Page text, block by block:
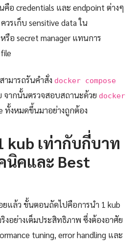
อ credentials และ endpoint ต่างๆ
รเก็บ sensitive data ใน
รือ secret manager แทนการ
ามารถรันคำสั่ง docker compose
จากนั้นตรวจสอบสถานะด้วย docker
ทั้งหมดขึ้นมาอย่างถูกต้อง
kub เท่ากับกี่บาท
นิคและ Best
ยแล้ว ขั้นตอนถัดไปคือการนำ 1 kub
งอย่างเต็มประสิทธิภาพ ซึ่งต้องอาศัย
tuning, error handling และ